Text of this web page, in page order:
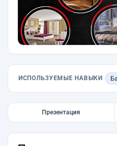
ИСПОЛЬЗУЕМЫЕ НАВЫКИ
Презентация